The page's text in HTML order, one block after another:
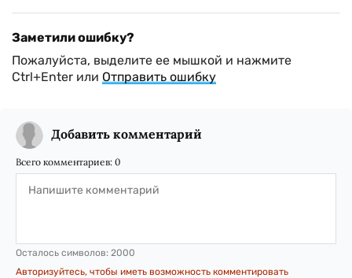
Заметили ошибку?
Пожалуйста, выделите ее мышкой и нажмите
Ctrl+Enter или Отправить ошибку
Добавить комментарий
Всего комментариев: 0
Осталось символов: 2000
Авторизуйтесь, чтобы иметь возможность комментировать